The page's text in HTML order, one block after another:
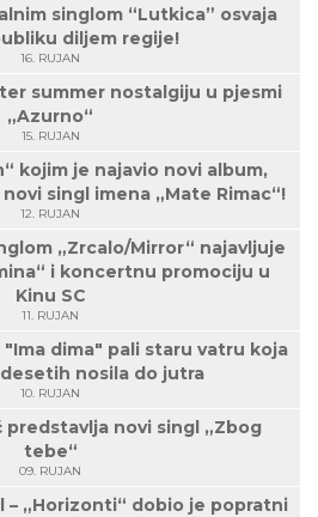
singlom “Lutkica” osvaja
diljem regije!
16. RUJAN
summer nostalgiju u pjesmi
„Azurno“
15. RUJAN
kojim je najavio novi album,
singl imena „Mate Rimac“!
12. RUJAN
„Zrcalo/Mirror“ najavljuje
i koncertnu promociju u
Kinu SC
11. RUJAN
dima" pali staru vatru koja
nosila do jutra
10. RUJAN
predstavlja novi singl „Zbog
tebe“
09. RUJAN
– „Horizonti“ dobio je popratni